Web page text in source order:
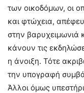
των οικοδόμων, οι
και φτώχεια,
στην βαρυχειμωνιά
κάνουν τις
η άνοιξη. Τότε
την υπογραφή
Άλλοι όμως